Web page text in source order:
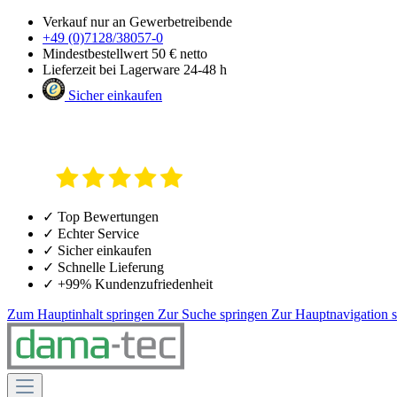
Verkauf nur an Gewerbetreibende
+49 (0)7128/38057-0
Mindestbestellwert 50 € netto
Lieferzeit bei Lagerware 24-48 h
Sicher einkaufen
✓ Top Bewertungen
✓ Echter Service
✓ Sicher einkaufen
✓ Schnelle Lieferung
✓ +99% Kundenzufriedenheit
Zum Hauptinhalt springen Zur Suche springen Zur Hauptnavigation